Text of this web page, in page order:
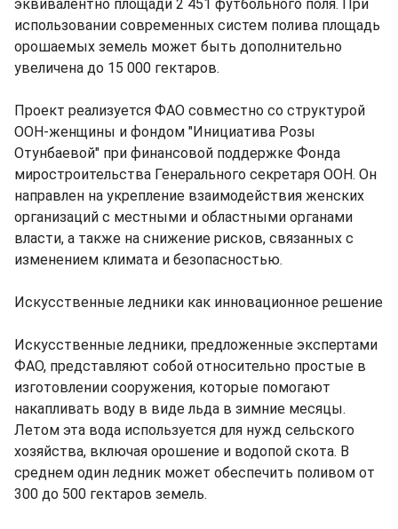
эквивалентно площади 2 451 футбольного поля. При
использовании современных систем полива площадь
орошаемых земель может быть дополнительно
увеличена до 15 000 гектаров.
Проект реализуется ФАО совместно со структурой
ООН-женщины и фондом "Инициатива Розы
Отунбаевой" при финансовой поддержке Фонда
миростроительства Генерального секретаря ООН. Он
направлен на укрепление взаимодействия женских
организаций с местными и областными органами
власти, а также на снижение рисков, связанных с
изменением климата и безопасностью.
Искусственные ледники как инновационное решение
Искусственные ледники, предложенные экспертами
ФАО, представляют собой относительно простые в
изготовлении сооружения, которые помогают
накапливать воду в виде льда в зимние месяцы.
Летом эта вода используется для нужд сельского
хозяйства, включая орошение и водопой скота. В
среднем один ледник может обеспечить поливом от
300 до 500 гектаров земель.